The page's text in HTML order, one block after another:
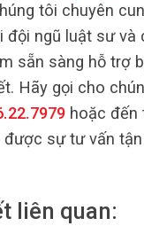
tôi chuyên
đội ngũ luật sư và
sẵn sàng hỗ trợ
Hãy gọi cho
hoặc đến
được sự tư vấn
liên quan: